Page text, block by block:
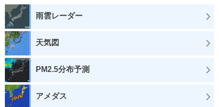
雨雲レーダー
天気図
PM2.5分布予測
アメダス